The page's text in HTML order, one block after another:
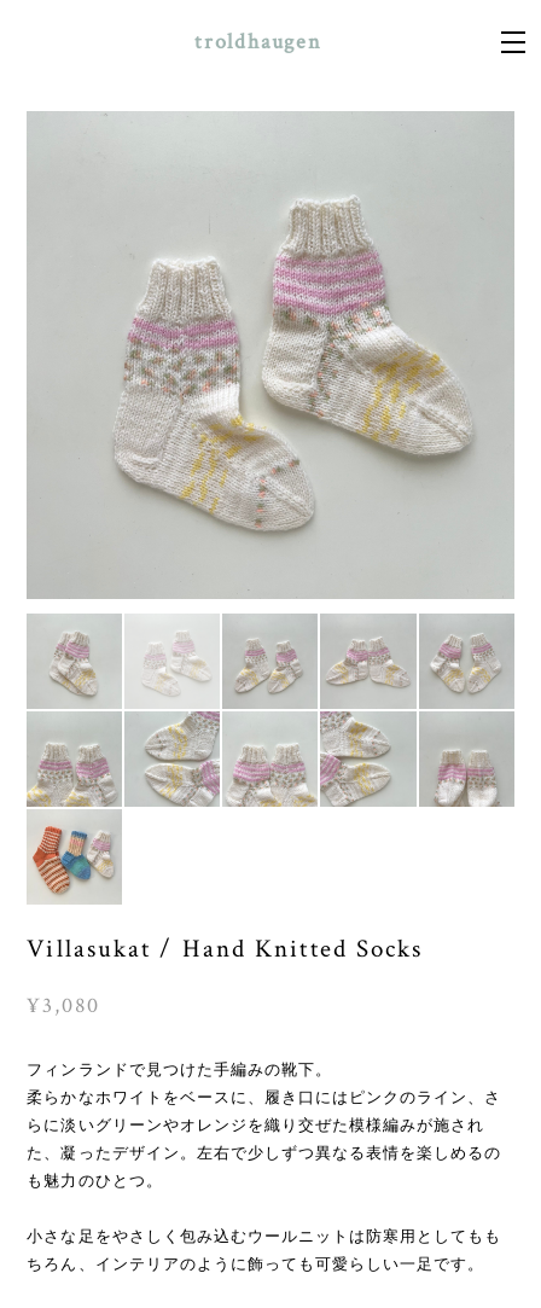
troldhaugen
Villasukat / Hand Knitted Socks
¥3,080
フィンランドで見つけた手編みの靴下。
柔らかなホワイトをベースに、履き口にはピンクのライン、さ
らに淡いグリーンやオレンジを織り交ぜた模様編みが施され
た、凝ったデザイン。左右で少しずつ異なる表情を楽しめるの
も魅力のひとつ。
小さな足をやさしく包み込むウールニットは防寒用としてもも
ちろん、インテリアのように飾っても可愛らしい一足です。